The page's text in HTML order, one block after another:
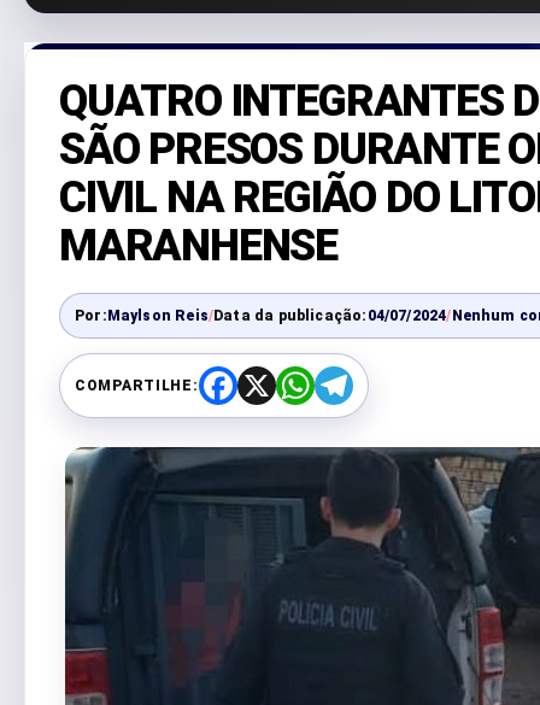
QUATRO INTEGRANTES
SÃO PRESOS DURANTE
CIVIL NA REGIÃO DO
MARANHENSE
Por:Maylson Reis/Data da publicação: 04/07/2024/Nenhum
COMPARTILHE:
F
a
e
o
o
X
W
h
t
A
T
e
e
a
m